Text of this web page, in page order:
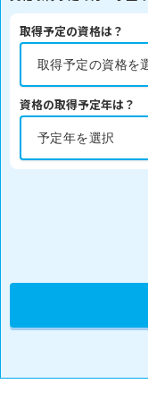
取得予定の資格は？
資格の取得予定年は？